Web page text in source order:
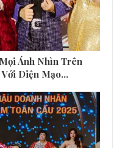
Ánh Nhìn Trên
Với Diện Mạo…